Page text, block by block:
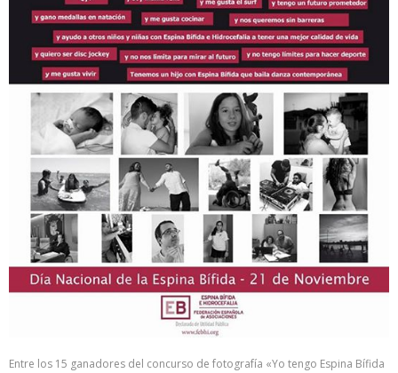
Entre los 15 ganadores del concurso de fotografía «Yo tengo Espina Bífida